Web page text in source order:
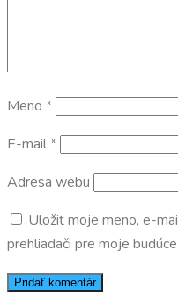
Meno *
E-mail*
Adresa webu
Uložiť moje meno, e-
prehliadači pre moje